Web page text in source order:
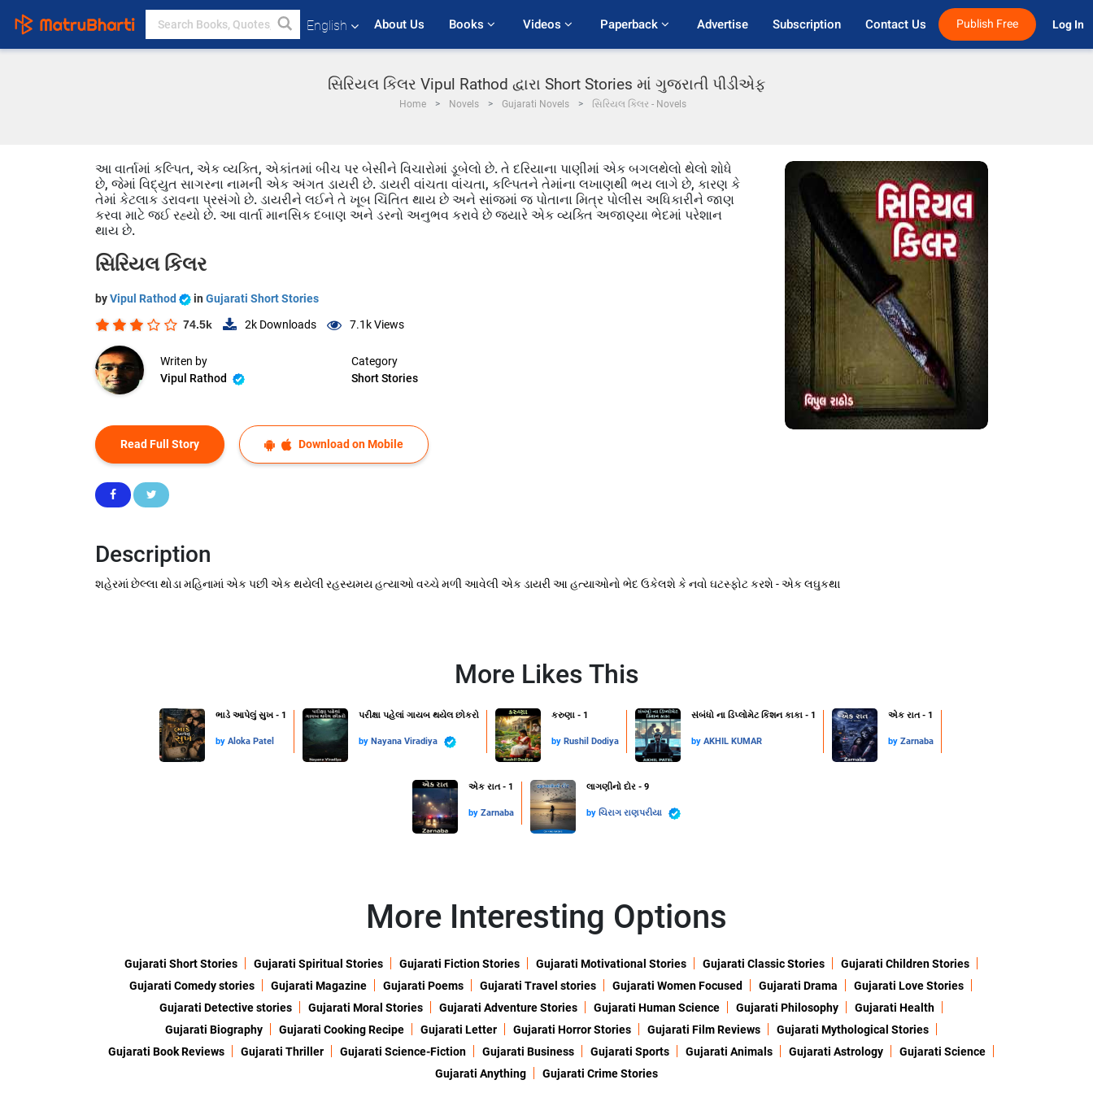
English About Us Books Videos Paperback Advertise Subscription Contact Us Publish Free Log In
સિરિયલ કિલર Vipul Rathod દ્વારા Short Stories માં ગુજરાતી પીડીએફ
Home Novels Gujarati Novels સિરિયલ કિલર - Novels
આ વાર્તામાં કલ્પિત, એક વ્યક્તિ, એકાંતમાં બીચ પર બેસીને વિચારોમાં ડૂબેલો છે. તે દરિયાના પાણીમાં એક બગલથેલો થેલો શોધે
છે, જેમાં વિદ્યુત સાગરના નામની એક અંગત ડાયરી છે. ડાયરી વાંચતા વાંચતા, કલ્પિતને તેમાંના લખાણથી ભય લાગે છે, કારણ કે
તેમાં કેટલાક ડરાવના પ્રસંગો છે. ડાયરીને લઈને તે ખૂબ ચિંતિત થાય છે અને સાંજમાં જ પોતાના મિત્ર પોલીસ અધિકારીને જાણ
કરવા માટે જઈ રહ્યો છે. આ વાર્તા માનસિક દબાણ અને ડરનો અનુભવ કરાવે છે જ્યારે એક વ્યક્તિ અજાણ્યા ભેદમાં પરેશાન
થાય છે.
સિરિયલ કિલર
byVipul Rathod in Gujarati Short Stories
74.5k 2k Downloads 7.1kViews
Writen by
Vipul Rathod
Category
Short Stories
Read Full Story Download on Mobile
Description
શહેરમાં છેલ્લા થોડા મહિનામાં એક પછી એક થયેલી રહસ્યમય હત્યાઓ વચ્ચે મળી આવેલી એક ડાયરી આ હત્યાઓનો ભેદ ઉકેલશે કે નવો ઘટસ્ફોટ કરશે - એક લઘુકથા
More Likes This
ભાડે આપેલું સુખ - 1
by Aloka Patel
પરીક્ષા પહેલાં ગાયબ થયેલ છોકરો
by Nayana Viradiya
કરુણા - 1
by Rushil Dodiya
સંબંધો ના ડિપ્લોમેટ કિશન કાકા - 1
by AKHIL KUMAR
એક રાત - 1
by Zarnaba
એક રાત - 1
by Zarnaba
લાગણીનો દોર - 9
by ચિરાગ રાણપરીયા
More Interesting Options
Gujarati Short Stories Gujarati Spiritual Stories Gujarati Fiction Stories Gujarati Motivational Stories Gujarati Classic Stories
Gujarati Children Stories
Gujarati Comedy stories
Gujarati Magazine Gujarati Poems Gujarati Travel stories Gujarati Women Focused Gujarati Drama
Gujarati Love Stories
Gujarati Detective stories
Gujarati Moral Stories Gujarati Adventure Stories Gujarati Human Science Gujarati Philosophy
Gujarati Health
Gujarati Biography
Gujarati Cooking Recipe Gujarati Letter Gujarati Horror Stories Gujarati Film Reviews
Gujarati Mythological Stories
Gujarati Book Reviews
Gujarati Thriller Gujarati Science-Fiction Gujarati Business Gujarati Sports Gujarati Animals Gujarati Astrology
Gujarati Science
Gujarati Anything
Gujarati Crime Stories